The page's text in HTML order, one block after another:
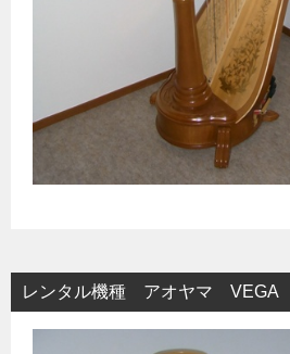
レンタル機種 アオヤマ VEGA